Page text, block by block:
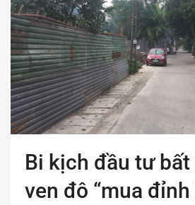
Bi kịch đầu tư bất
ven đô “mua đỉnh